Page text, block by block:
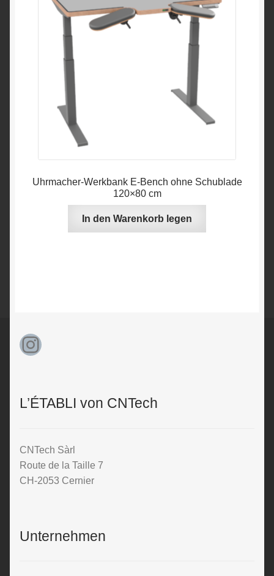
Uhrmacher-Werkbank E-Bench ohne Schublade
120×80 cm
In den Warenkorb legen
Instagram
L’ÉTABLI von CNTech
CNTech Sàrl
Route de la Taille 7
CH-2053 Cernier
Unternehmen